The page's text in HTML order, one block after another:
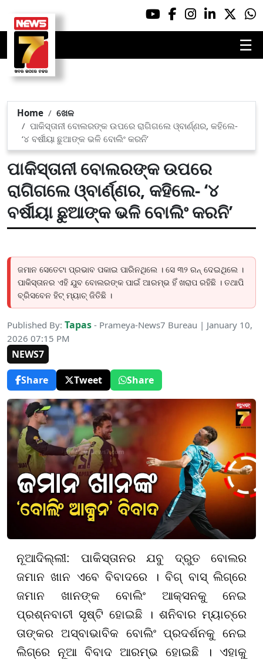
☰
Home
ଖେଳ
ପାକିସ୍ତାନୀ ବୋଲରଙ୍କ ଉପରେ ରାଗିଗଲେ ଓ୍ବାର୍ଣ୍ଣର, କହିଲେ-
‘୪ ବର୍ଷୀୟା ଛୁଆଙ୍କ ଭଳି ବୋଲିଂ କରନି’
ପାକିସ୍ତାନୀ ବୋଲରଙ୍କ ଉପରେ
ରାଗିଗଲେ ଓ୍ବାର୍ଣ୍ଣର, କହିଲେ- ‘୪
ବର୍ଷୀୟା ଛୁଆଙ୍କ ଭଳି ବୋଲିଂ କରନି’
ଜମାନ ସେତେଟା ପ୍ରଭାବ ପକାଇ ପାରିନଥିଲେ । ସେ ୩୨ ରନ୍ ଦେଇଥିଲେ ।
ପାକିସ୍ତାନର ଏହି ଯୁବ ବୋଲରଙ୍କ ପାଇଁ ଆରମ୍ଭ ହିଁ ଖରାପ ରହିଛି । ତଥାପି
ବ୍ରିସବେନ ହିଟ୍ ମ୍ୟାଚ୍ ଜିତିଛି ।
Published By: Tapas - Prameya-News7 Bureau | January 10,
2026 07:15 PM
NEWS7
Share
Tweet Share
ନୂଆଦିଲ୍ଲୀ: ପାକିସ୍ତାନର ଯବୁ ଦ୍ରୁତ ବୋଲର
ଜମାନ ଖାନ ଏବେ ବିବାଦରେ । ବିଗ୍ ବାସ୍ ଲିଗ୍ରେ
ଜମାନ ଖାନଙ୍କ ବୋଲିଂ ଆକ୍ସନକୁ ନେଇ
ପ୍ରଶ୍ନବାଚୀ ସୃଷ୍ଟି ହୋଇଛି । ଶନିବାର ମ୍ୟାଚ୍ରେ
ତାଙ୍କର ଅସ୍ବାଭାବିକ ବୋଲିଂ ପ୍ରଦର୍ଶନକୁ ନେଇ
ଲିଗ୍ରେ ନୂଆ ବିବାଦ ଆରମ୍ଭ ହୋଇଛି । ଏହାକୁ